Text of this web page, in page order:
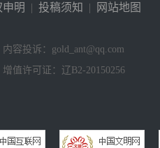
申明 | 投稿须知 | 网站地图
内容投诉：gold_ant@qq.com
增值许可证：辽B2-20150256